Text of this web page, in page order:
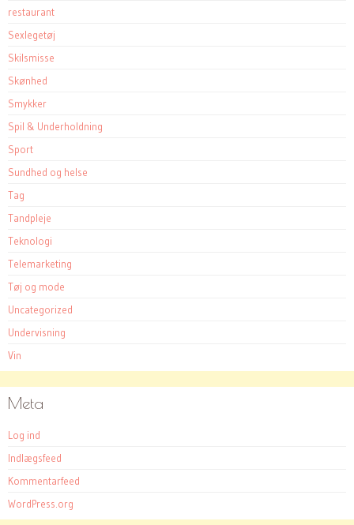
restaurant
Sexlegetøj
Skilsmisse
Skønhed
Smykker
Spil & Underholdning
Sport
Sundhed og helse
Tag
Tandpleje
Teknologi
Telemarketing
Tøj og mode
Uncategorized
Undervisning
Vin
Meta
Log ind
Indlægsfeed
Kommentarfeed
WordPress.org